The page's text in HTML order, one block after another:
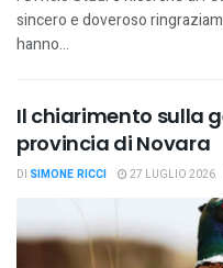
sincero e doveroso
hanno...
Il chiarimento sulla
provincia di Novara
DI SIMONE RICCI 27 LUGLIO 2026